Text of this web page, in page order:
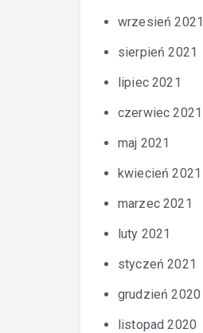
wrzesień 2021
sierpień 2021
lipiec 2021
czerwiec 2021
maj 2021
kwiecień 2021
marzec 2021
luty 2021
styczeń 2021
grudzień 2020
listopad 2020